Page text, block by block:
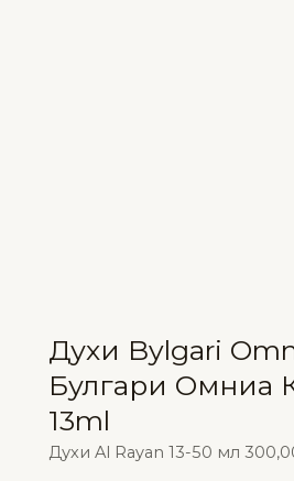
Духи Bylgari
Булгари Омниа
13ml
Духи Al Rayan 13-50 мл